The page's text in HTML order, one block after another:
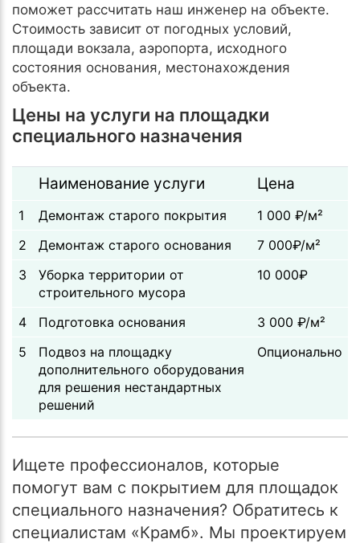
поможет рассчитать наш инженер на объекте.
Стоимость зависит от погодных условий,
площади вокзала, аэропорта, исходного
состояния основания, местонахождения
объекта.
Цены на услуги на площадки
специального назначения
Наименование услуги Цена
1 Демонтаж старого покрытия
1 000 ₽/м²
2
Демонтаж старого основания
7 000₽/м²
3
Уборка территории от
строительного мусора
10 000₽
4 Подготовка основания
3 000 ₽/м²
5
Подвоз на площадку
дополнительного оборудования
для решения нестандартных
решений
Опционально
Ищете профессионалов, которые
помогут вам с покрытием для площадок
специального назначения? Обратитесь к
специалистам «Крамб». Мы проектируем